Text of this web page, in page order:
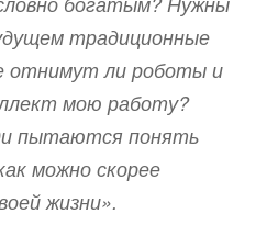
традиционные
отнимут ли роботы и
мою работу?
пытаются понять
можно скорее
жизни».